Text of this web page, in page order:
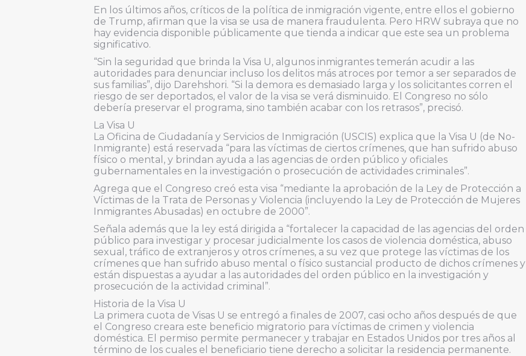
En los últimos años, críticos de la política de inmigración vigente, entre ellos el gobierno
de Trump, afirman que la visa se usa de manera fraudulenta. Pero HRW subraya que no
hay evidencia disponible públicamente que tienda a indicar que este sea un problema
significativo.
“Sin la seguridad que brinda la Visa U, algunos inmigrantes temerán acudir a las
autoridades para denunciar incluso los delitos más atroces por temor a ser separados de
sus familias”, dijo Darehshori. “Si la demora es demasiado larga y los solicitantes corren el
riesgo de ser deportados, el valor de la visa se verá disminuido. El Congreso no sólo
debería preservar el programa, sino también acabar con los retrasos”, precisó.
La Visa U
La Oficina de Ciudadanía y Servicios de Inmigración (USCIS) explica que la Visa U (de No-
Inmigrante) está reservada “para las víctimas de ciertos crímenes, que han sufrido abuso
físico o mental, y brindan ayuda a las agencias de orden público y oficiales
gubernamentales en la investigación o prosecución de actividades criminales”.
Agrega que el Congreso creó esta visa “mediante la aprobación de la Ley de Protección a
Víctimas de la Trata de Personas y Violencia (incluyendo la Ley de Protección de Mujeres
Inmigrantes Abusadas) en octubre de 2000”.
Señala además que la ley está dirigida a “fortalecer la capacidad de las agencias del orden
público para investigar y procesar judicialmente los casos de violencia doméstica, abuso
sexual, tráfico de extranjeros y otros crímenes, a su vez que protege las víctimas de los
crímenes que han sufrido abuso mental o físico sustancial producto de dichos crímenes y
están dispuestas a ayudar a las autoridades del orden público en la investigación y
prosecución de la actividad criminal”.
Historia de la Visa U
La primera cuota de Visas U se entregó a finales de 2007, casi ocho años después de que
el Congreso creara este beneficio migratorio para víctimas de crimen y violencia
doméstica. El permiso permite permanecer y trabajar en Estados Unidos por tres años al
término de los cuales el beneficiario tiene derecho a solicitar la residencia permanente.